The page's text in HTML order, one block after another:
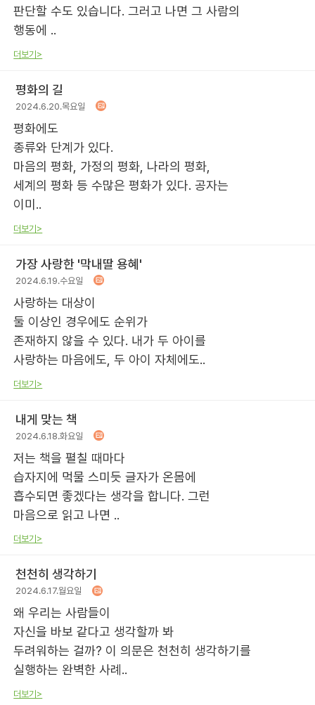
판단할 수도 있습니다. 그러고 나면 그 사람의
행동에 ..
더보기>
평화의 길
2024.6.20.목요일
평화에도
종류와 단계가 있다.
마음의 평화, 가정의 평화, 나라의 평화,
세계의 평화 등 수많은 평화가 있다. 공자는
이미..
더보기>
가장 사랑한 '막내딸 용혜'
2024.6.19.수요일
사랑하는 대상이
둘 이상인 경우에도 순위가
존재하지 않을 수 있다. 내가 두 아이를
사랑하는 마음에도, 두 아이 자체에도..
더보기>
내게 맞는 책
2024.6.18.화요일
저는 책을 펼칠 때마다
습자지에 먹물 스미듯 글자가 온몸에
흡수되면 좋겠다는 생각을 합니다. 그런
마음으로 읽고 나면 ..
더보기>
천천히 생각하기
2024.6.17.월요일
왜 우리는 사람들이
자신을 바보 같다고 생각할까 봐
두려워하는 걸까? 이 의문은 천천히 생각하기를
실행하는 완벽한 사례..
더보기>